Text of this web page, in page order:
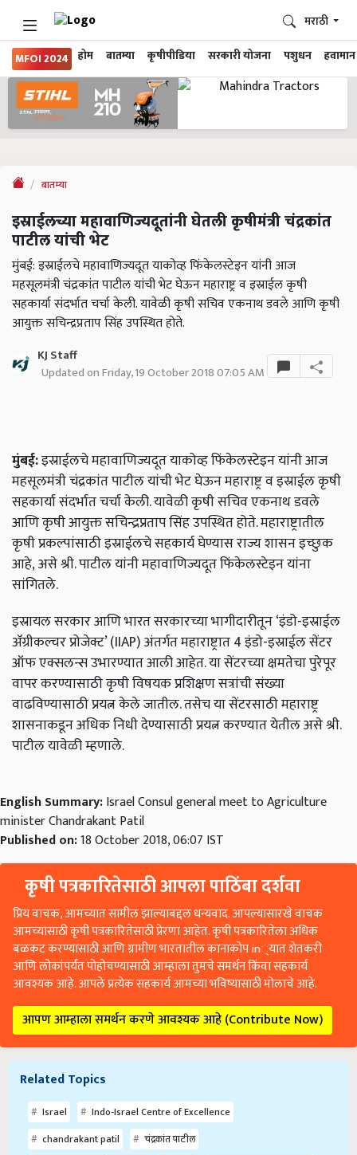
MFOI 2024 होम बातम्या कृषीपीडिया सरकारी योजना पशुधन हवामान
मराठी
बातम्या
इस्राईलच्या महावाणिज्यदूतांनी घेतली कृषीमंत्री चंद्रकांत
पाटील यांची भेट
मुंबई: इस्राईलचे महावाणिज्यदूत याकोव्ह फिंकेलस्टेइन यांनी आज
महसूलमंत्री चंद्रकांत पाटील यांची भेट घेऊन महाराष्ट्र व इस्राईल कृषी
सहकार्या संदर्भात चर्चा केली. यावेळी कृषी सचिव एकनाथ डवले आणि कृषी
आयुक्त सचिन्द्रप्रताप सिंह उपस्थित होते.
KJ Staff
Updated on Friday, 19 October 2018 07:05 AM
मुंबई:इस्राईलचे महावाणिज्यदूत याकोव्ह फिंकेलस्टेइन यांनी आज
महसूलमंत्री चंद्रकांत पाटील यांची भेट घेऊन महाराष्ट्र व इस्राईल कृषी
सहकार्या संदर्भात चर्चा केली. यावेळी कृषी सचिव एकनाथ डवले
आणि कृषी आयुक्त सचिन्द्रप्रताप सिंह उपस्थित होते. महाराष्ट्रातील
कृषी प्रकल्पांसाठी इस्राईलचे सहकार्यघेण्यास राज्य शासन इच्छुक
आहे,असे श्री. पाटील यांनी महावाणिज्यदूत फिंकेलस्टेइन यांना
सांगितले.
इस्रायल सरकार आणि भारत सरकारच्या भागीदारीतून‘इंडो-इस्राईल
ॲग्रीकल्चर प्रोजेक्ट’ (IIAP)अंतर्गत महाराष्ट्रात 4 इंडो-इस्राईल सेंटर
ऑफ एक्सलन्स उभारण्यात आली आहेत. या सेंटरच्या क्षमतेचा पुरेपूर
वापर करण्यासाठी कृषी विषयक प्रशिक्षण सत्रांची संख्या
वाढविण्यासाठी प्रयत्न केले जातील. तसेच या सेंटरसाठी महाराष्ट्र
शासनाकडून अधिक निधी देण्यासाठी प्रयत्न करण्यात येतील असे श्री.
पाटील यावेळी म्हणाले.
English Summary:Israel Consul general meet to Agriculture
minister Chandrakant Patil
Published on:18 October 2018, 06:07 IST
कृषी पत्रकारितेसाठी आपला पाठिंबा दर्शवा
प्रिय वाचक, आमच्यात सामील झाल्याबद्दल धन्यवाद. आपल्यासारखे वाचक
आमच्यासाठी कृषी पत्रकारितेसाठी प्रेरणा आहेत. कृषी पत्रकारितेला अधिक
बळकट करण्यासाठी आणि ग्रामीण भारतातील कानाकोप in्यात शेतकरी
आणि लोकांपर्यंत पोहोचण्यासाठी आम्हाला तुमचे समर्थन किंवा सहकार्य
आवश्यक आहे. आपले प्रत्येक सहकार्य आमच्या भविष्यासाठी मोलाचे आहे.
आपण आम्हाला समर्थन करणे आवश्यक आहे (Contribute Now)
Related Topics
Israel
Indo-Israel Centre of Excellence
chandrakant patil
चंद्रकांत पाटील